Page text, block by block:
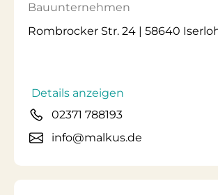
Bauunternehmen
Rombrocker Str. 24 | 58640
Details anzeigen
02371 788193
info@malkus.de